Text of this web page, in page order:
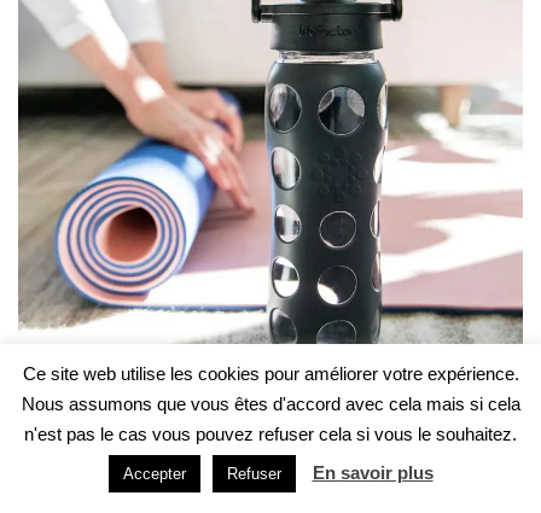
Gourdes en verre de la marque LifeFactory
Son esthétique minimaliste aux
Ce site web utilise les cookies pour améliorer votre expérience.
Nous assumons que vous êtes d'accord avec cela mais si cela
n'est pas le cas vous pouvez refuser cela si vous le souhaitez.
Accepter Refuser En savoir plus